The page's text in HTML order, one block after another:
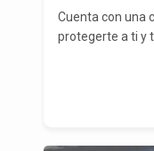
Cuenta con una
protegerte a ti y